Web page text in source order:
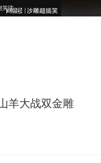
低吗
媒姨”
羊大战双金雕